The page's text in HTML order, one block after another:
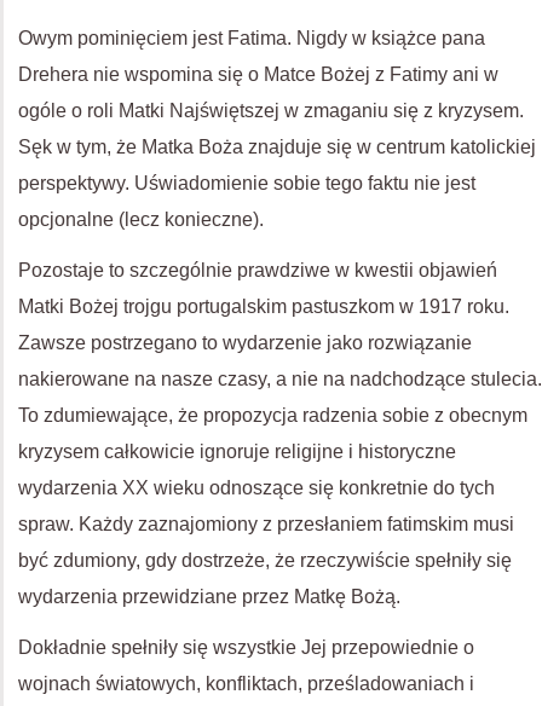
Owym pominięciem jest Fatima. Nigdy w książce pana
Drehera nie wspomina się o Matce Bożej z Fatimy ani w
ogóle o roli Matki Najświętszej w zmaganiu się z kryzysem.
Sęk w tym, że Matka Boża znajduje się w centrum katolickiej
perspektywy. Uświadomienie sobie tego faktu nie jest
opcjonalne (lecz konieczne).
Pozostaje to szczególnie prawdziwe w kwestii objawień
Matki Bożej trojgu portugalskim pastuszkom w 1917 roku.
Zawsze postrzegano to wydarzenie jako rozwiązanie
nakierowane na nasze czasy, a nie na nadchodzące stulecia.
To zdumiewające, że propozycja radzenia sobie z obecnym
kryzysem całkowicie ignoruje religijne i historyczne
wydarzenia XX wieku odnoszące się konkretnie do tych
spraw. Każdy zaznajomiony z przesłaniem fatimskim musi
być zdumiony, gdy dostrzeże, że rzeczywiście spełniły się
wydarzenia przewidziane przez Matkę Bożą.
Dokładnie spełniły się wszystkie Jej przepowiednie o
wojnach światowych, konfliktach, prześladowaniach i